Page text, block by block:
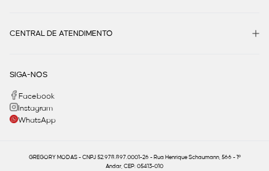
CENTRAL DE ATENDIMENTO
SIGA-NOS
Facebook
Instagram
WhatsApp
GREGORY MODAS - CNPJ 52.978.897.0001-26 - Rua Henrique Schaumann, 566 - 1º
Andar, CEP: 05413-010